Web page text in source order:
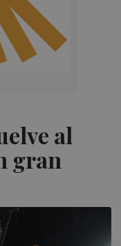
al
gran